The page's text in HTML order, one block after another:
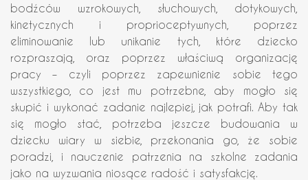
bodźców wzrokowych, słuchowych, dotykowych,
kinetycznych i proprioceptywnych, poprzez
eliminowanie lub unikanie tych, które dziecko
rozpraszają, oraz poprzez właściwą organizację
pracy – czyli poprzez zapewnienie sobie tego
wszystkiego, co jest mu potrzebne, aby mogło się
skupić i wykonać zadanie najlepiej, jak potrafi. Aby tak
się mogło stać, potrzeba jeszcze budowania w
dziecku wiary w siebie, przekonania go, że sobie
poradzi, i nauczenie patrzenia na szkolne zadania
jako na wyzwania niosące radość i satysfakcję.